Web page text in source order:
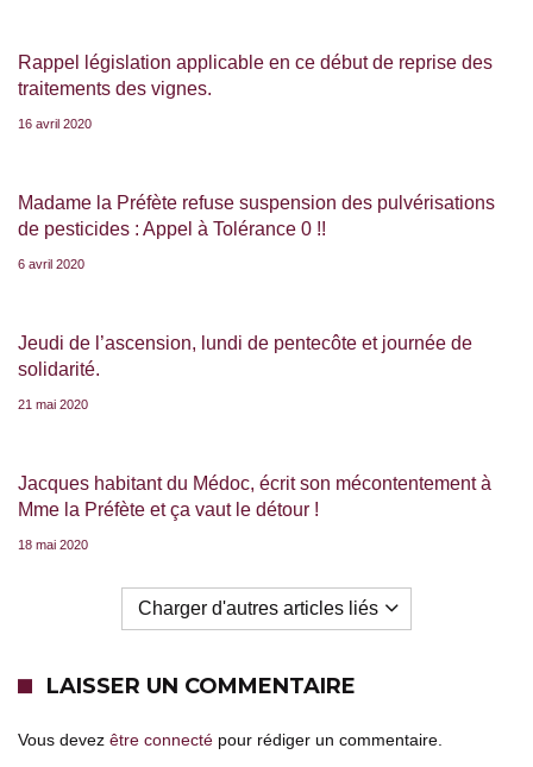
Rappel législation applicable en ce début de reprise des
traitements des vignes.
16 avril 2020
Madame la Préfète refuse suspension des pulvérisations
de pesticides : Appel à Tolérance 0 !!
6 avril 2020
Jeudi de l’ascension, lundi de pentecôte et journée de
solidarité.
21 mai 2020
Jacques habitant du Médoc, écrit son mécontentement à
Mme la Préfète et ça vaut le détour !
18 mai 2020
Charger d'autres articles liés
LAISSER UN COMMENTAIRE
Vous devez être connecté pour rédiger un commentaire.